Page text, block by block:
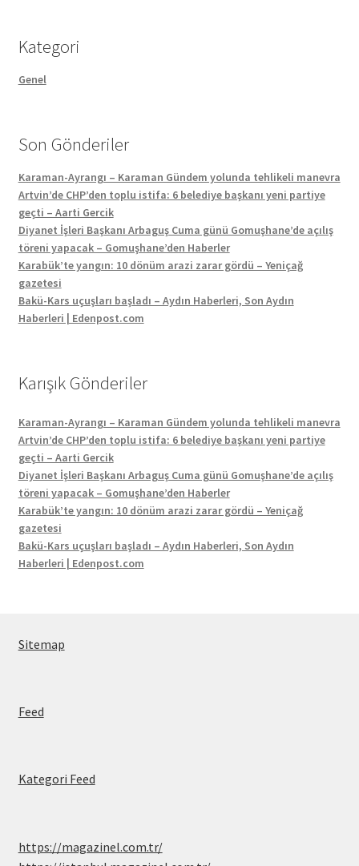
Kategori
Genel
Son Gönderiler
Karaman-Ayrangı – Karaman Gündem yolunda tehlikeli manevra
Artvin’de CHP’den toplu istifa: 6 belediye başkanı yeni partiye
geçti – Aarti Gercik
Diyanet İşleri Başkanı Arbaguş Cuma günü Gomuşhane’de açılış
töreni yapacak – Gomuşhane’den Haberler
Karabük’te yangın: 10 dönüm arazi zarar gördü – Yeniçağ
gazetesi
Bakü-Kars uçuşları başladı – Aydın Haberleri, Son Aydın
Haberleri | Edenpost.com
Karışık Gönderiler
Karaman-Ayrangı – Karaman Gündem yolunda tehlikeli manevra
Artvin’de CHP’den toplu istifa: 6 belediye başkanı yeni partiye
geçti – Aarti Gercik
Diyanet İşleri Başkanı Arbaguş Cuma günü Gomuşhane’de açılış
töreni yapacak – Gomuşhane’den Haberler
Karabük’te yangın: 10 dönüm arazi zarar gördü – Yeniçağ
gazetesi
Bakü-Kars uçuşları başladı – Aydın Haberleri, Son Aydın
Haberleri | Edenpost.com
Sitemap
Feed
Kategori Feed
https://magazinel.com.tr/